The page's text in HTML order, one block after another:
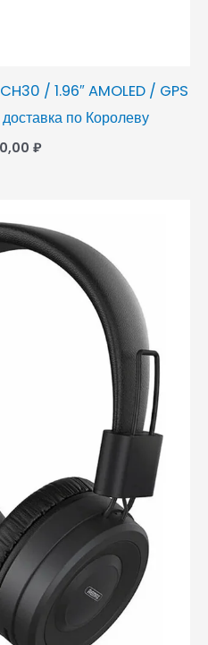
/ 1.96″ AMOLED / GPS
по Королеву
₽